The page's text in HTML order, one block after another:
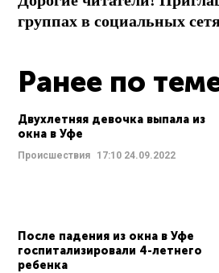
группах в социальных
Ранее по
Двухлетняя девочка выпала из
окна в Уфе
Происшествия 17:10 24.09.2022
После падения из окна в Уфе
госпитализировали 4-летнего
ребенка